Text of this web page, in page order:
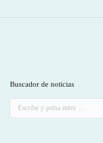
Buscador de noticias